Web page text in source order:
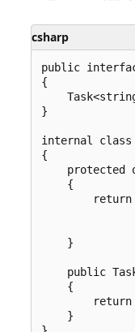
csharp
public
{
}
internal class
{
protected
    {
return
    }
public
    {
    }